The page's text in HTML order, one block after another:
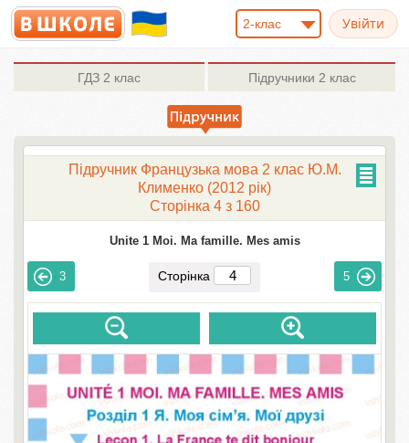
2-клас
ГДЗ 2 клас Підручники 2 клас
Підручник Французька мова 2 клас Ю.М.
Клименко (2012 рік)
Сторінка 4 з 160
Unite 1 Moi. Ma famille. Mes amis
3 Сторінка 5